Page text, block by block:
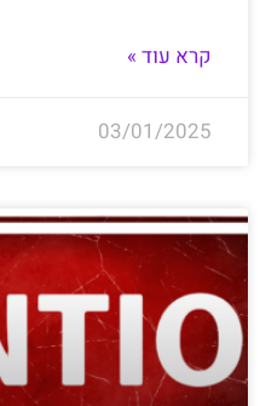
קרא עוד »
03/01/2025